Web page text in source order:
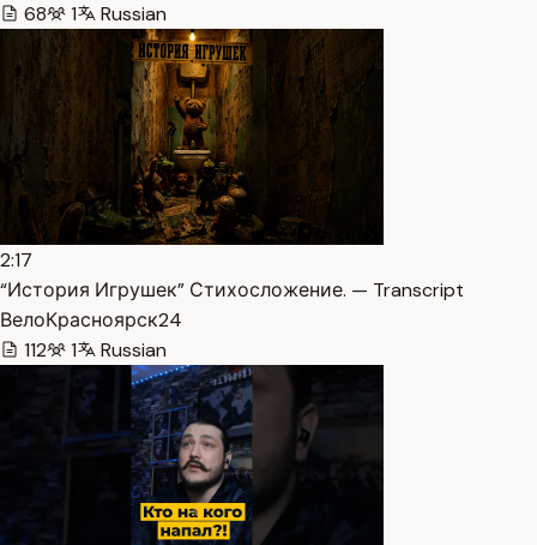
68
1 Russian
2:17
“История Игрушек” Стихосложение. — Transcript
ВелоКрасноярск24
112
1 Russian